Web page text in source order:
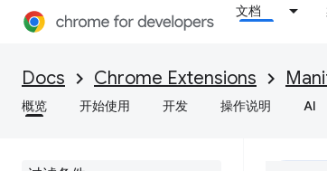
文档
Docs Chrome Extensions
概览 开始使用 开发 操作说明 AI